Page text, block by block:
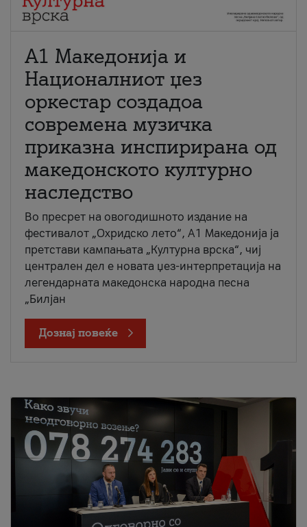
А1 Македонија и
Националниот џез
оркестар создадоа
современа музичка
приказна инспирирана од
македонското културно
наследство
Во пресрет на овогодишното издание на
фестивалот „Охридско лето“, А1 Македонија ја
претстави кампањата „Културна врска“, чиј
централен дел е новата џез-интерпретација на
легендарната македонска народна песна
„Билјан
Дознај повеќе